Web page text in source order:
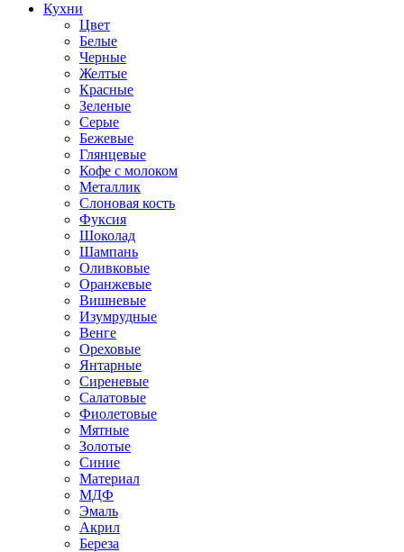
Кухни
Цвет
Белые
Черные
Желтые
Красные
Зеленые
Серые
Бежевые
Глянцевые
Кофе с молоком
Металлик
Слоновая кость
Фуксия
Шоколад
Шампань
Оливковые
Оранжевые
Вишневые
Изумрудные
Венге
Ореховые
Янтарные
Сиреневые
Салатовые
Фиолетовые
Мятные
Золотые
Синие
Материал
МДФ
Эмаль
Акрил
Береза